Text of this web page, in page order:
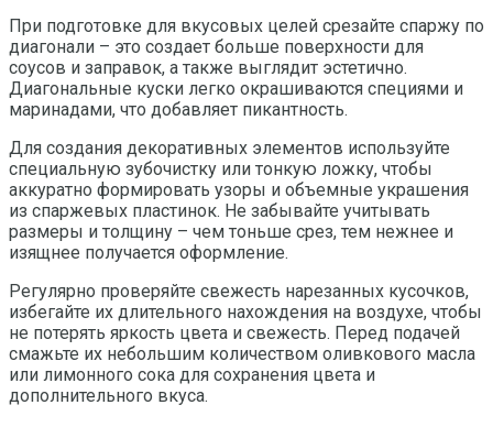
При подготовке для вкусовых целей срезайте спаржу по
диагонали – это создает больше поверхности для
соусов и заправок, а также выглядит эстетично.
Диагональные куски легко окрашиваются специями и
маринадами, что добавляет пикантность.
Для создания декоративных элементов используйте
специальную зубочистку или тонкую ложку, чтобы
аккуратно формировать узоры и объемные украшения
из спаржевых пластинок. Не забывайте учитывать
размеры и толщину – чем тоньше срез, тем нежнее и
изящнее получается оформление.
Регулярно проверяйте свежесть нарезанных кусочков,
избегайте их длительного нахождения на воздухе, чтобы
не потерять яркость цвета и свежесть. Перед подачей
смажьте их небольшим количеством оливкового масла
или лимонного сока для сохранения цвета и
дополнительного вкуса.